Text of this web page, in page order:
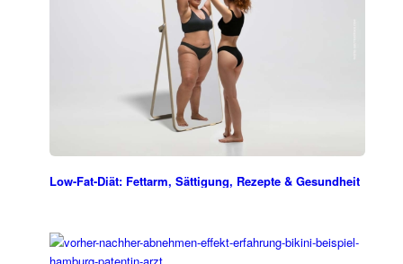
Low-Fat-Diät: Fettarm, Sättigung, Rezepte & Gesundheit